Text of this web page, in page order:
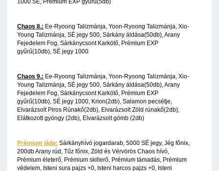
1000 SÉ, Prémium EXP gyűrű(5db)
Chaos 8.: Ee-Ryoong Talizmánja, Yoon-Ryoong Talizmánja, Xio-
Young Talizmánja, SÉ jegy 500, Sárkány áldása(50db), Arany
Fejedelem Fog, Sárkánycsont Karkötő, Prémium EXP
gyűrű(10db), SÉ jegy 1000
Chaos 9.: Ee-Ryoong Talizmánja, Yoon-Ryoong Talizmánja, Xio-
Young Talizmánja, SÉ jegy 500, Sárkány áldása(50db), Arany
Fejedelem Fog, Sárkánycsont Karkötő, Prémium EXP
gyűrű(10db), SÉ jegy 1000, Krion(2db), Salamon pecsétje,
Elvarázsolt Piros Rúnakő(2db), Elvarázsolt Zöld rúnakő(2db),
Elátkozott gyöngy (2db), Elvarázsolt gömb (2db)
Prémium láda: Sárkányhívó jogardarab, 5000 SÉ jegy, Jég főnix,
200db Arany rúd, Tűz főnix, Zöld és Vérvörös Chaos hívó,
Prémium életerő, Prémium skillerő, Prémium támadás, Prémium
védelem, Isteni sura pajzs +0, Isteni harcos pajzs +0, Isteni